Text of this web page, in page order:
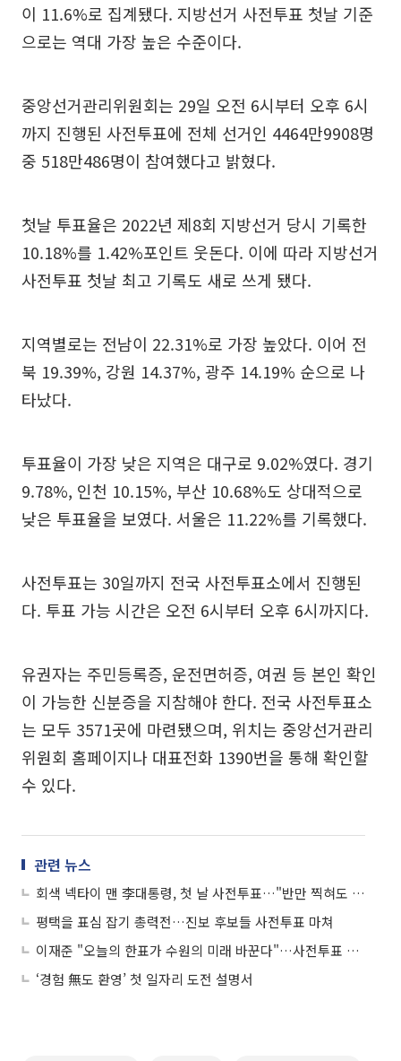
이 11.6%로 집계됐다. 지방선거 사전투표 첫날 기준
으로는 역대 가장 높은 수준이다.
중앙선거관리위원회는 29일 오전 6시부터 오후 6시
까지 진행된 사전투표에 전체 선거인 4464만9908명
중 518만486명이 참여했다고 밝혔다.
첫날 투표율은 2022년 제8회 지방선거 당시 기록한
10.18%를 1.42%포인트 웃돈다. 이에 따라 지방선거
사전투표 첫날 최고 기록도 새로 쓰게 됐다.
지역별로는 전남이 22.31%로 가장 높았다. 이어 전
북 19.39%, 강원 14.37%, 광주 14.19% 순으로 나
타났다.
투표율이 가장 낮은 지역은 대구로 9.02%였다. 경기
9.78%, 인천 10.15%, 부산 10.68%도 상대적으로
낮은 투표율을 보였다. 서울은 11.22%를 기록했다.
사전투표는 30일까지 전국 사전투표소에서 진행된
다. 투표 가능 시간은 오전 6시부터 오후 6시까지다.
유권자는 주민등록증, 운전면허증, 여권 등 본인 확인
이 가능한 신분증을 지참해야 한다. 전국 사전투표소
는 모두 3571곳에 마련됐으며, 위치는 중앙선거관리
위원회 홈페이지나 대표전화 1390번을 통해 확인할
수 있다.
관련 뉴스
회색 넥타이 맨 李대통령, 첫 날 사전투표…"반만 찍혀도 괜찮나"
평택을 표심 잡기 총력전…진보 후보들 사전투표 마쳐
이재준 "오늘의 한표가 수원의 미래 바꾼다"…사전투표 첫날 행궁동서 투표
‘경험 無도 환영’ 첫 일자리 도전 설명서